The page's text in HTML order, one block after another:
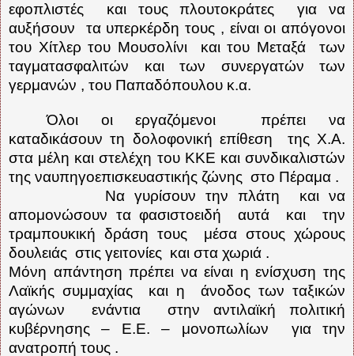
εφοπλιστές
και τους πλουτοκράτες
για να
αυξήσουν
τα υπερκέρδη τους , είναι οι απόγονοι
του Χίτλερ του Μουσολίνι
και του Μεταξά
των
ταγματασφαλιτών και των συνεργατών των
γερμανών , του Παπαδόπουλου κ.α.
Όλοι οι εργαζόμενοι
πρέπει να
καταδικάσουν τη δολοφονική επίθεση
της Χ.Α.
στα μέλη και στελέχη του ΚΚΕ και συνδικαλιστών
της ναυπηγοεπισκευαστικής ζώνης στο Πέραμα .
Να γυρίσουν την πλάτη
και να
απομονώσουν τα φασιστοειδή
αυτά και
την
τραμπουκική δράση τους
μέσα στους χώρους
δουλειάς στις γειτονίες και στα χωριά .
Μόνη απάντηση πρέπει να είναι η ενίσχυση της
Λαϊκής συμμαχίας
και η
άνοδος των ταξικών
αγώνων
ενάντια
στην αντιλαϊκή πολιτική
κυβέρνησης – Ε.Ε. – μονοπωλίων
για την
ανατροπή τους .